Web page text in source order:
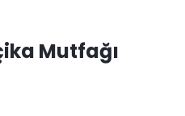
Mutfağı